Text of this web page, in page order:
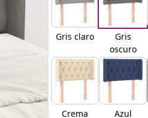
Gris claro
Gris
oscuro
Crema Azul